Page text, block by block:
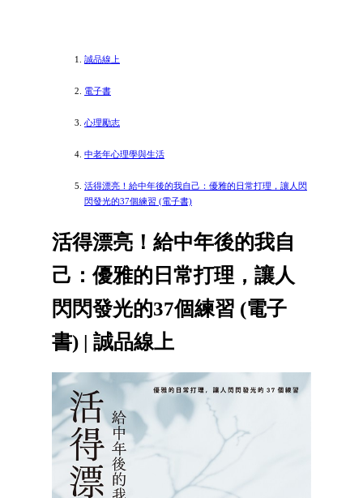
誠品線上
電子書
心理勵志
中老年心理學與生活
活得漂亮！給中年後的我自己：優雅的日常打理，讓人閃
閃發光的37個練習 (電子書)
活得漂亮！給中年後的我自
己：優雅的日常打理，讓人
閃閃發光的37個練習 (電子
書) | 誠品線上